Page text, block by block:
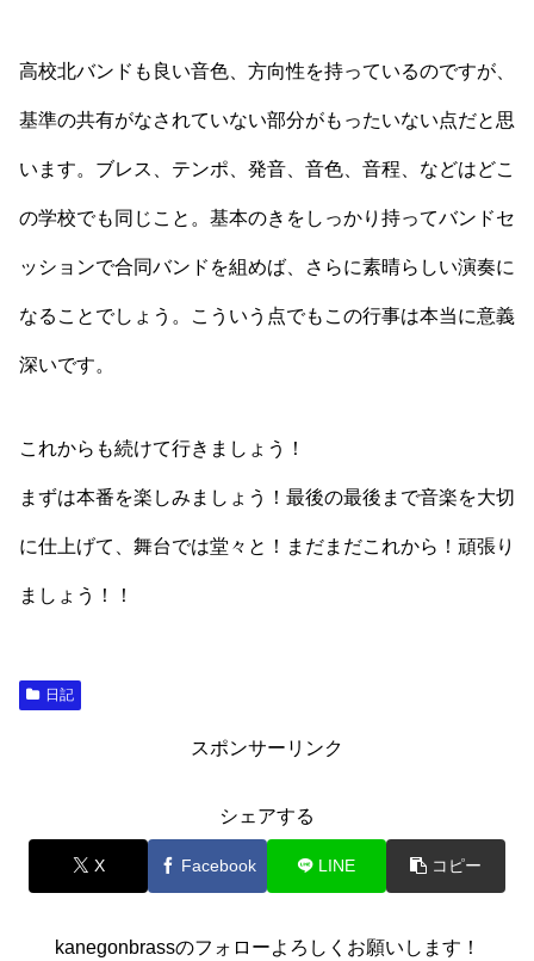
高校北バンドも良い音色、方向性を持っているのですが、
基準の共有がなされていない部分がもったいない点だと思
います。ブレス、テンポ、発音、音色、音程、などはどこ
の学校でも同じこと。基本のきをしっかり持ってバンドセ
ッションで合同バンドを組めば、さらに素晴らしい演奏に
なることでしょう。こういう点でもこの行事は本当に意義
深いです。
これからも続けて行きましょう！
まずは本番を楽しみましょう！最後の最後まで音楽を大切
に仕上げて、舞台では堂々と！まだまだこれから！頑張り
ましょう！！
日記
スポンサーリンク
シェアする
X Facebook LINE コピー
kanegonbrassのフォローよろしくお願いします！